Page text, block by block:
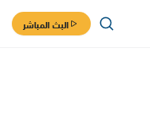
البث المباشر